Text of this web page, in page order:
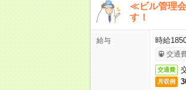
≪ビル管理
す！
給与 時給
交通
交通費
月収例